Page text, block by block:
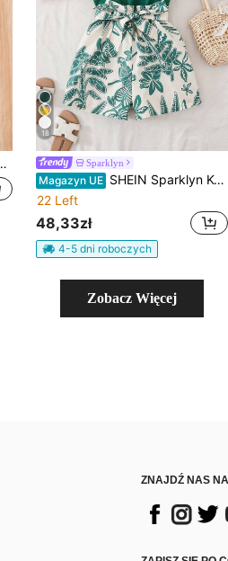
18
Sparklyn
Magazyn UE SHEIN Sparklyn Kombinezon dla nastolatek, wakacje, letnie ochłodzenie, miękki
22 Left
48,33zł
4-5 dni roboczych
Zobacz Więcej
ZNAJDŹ NAS NA